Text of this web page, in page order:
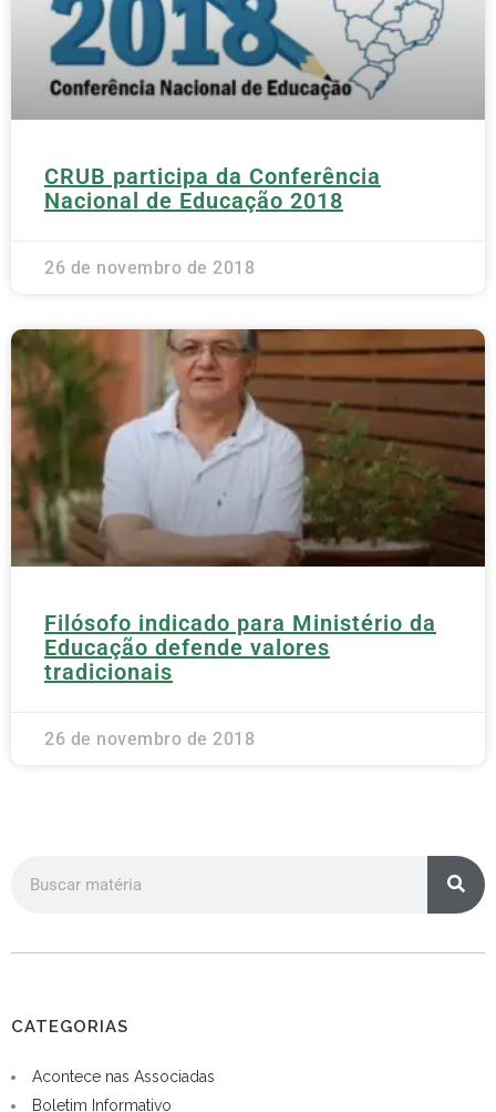
CRUB participa da Conferência
Nacional de Educação 2018
26 de novembro de 2018
Filósofo indicado para Ministério da
Educação defende valores
tradicionais
26 de novembro de 2018
CATEGORIAS
Acontece nas Associadas
Boletim Informativo